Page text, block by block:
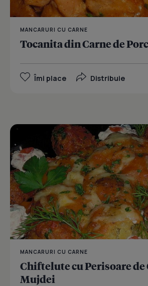
MANCARURI CU CARNE
Tocanita din Carne de
Îmi place Distribuie
MANCARURI CU CARNE
Chiftelute cu Perisoare
Mujdei